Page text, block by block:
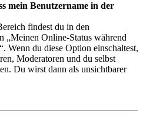
mein Benutzername in der
findest du in den
„Meinen Online-Status während
Wenn du diese Option einschaltest,
Moderatoren und du selbst
Du wirst dann als unsichtbarer